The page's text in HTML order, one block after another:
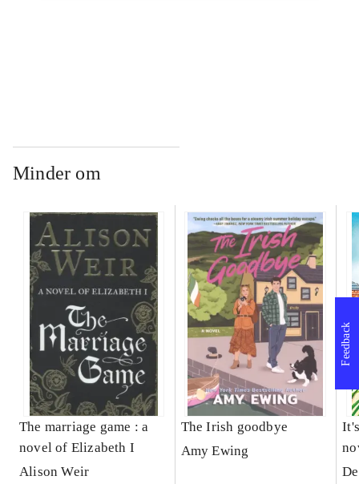
Minder om
The marriage game : a
novel of Elizabeth I
Alison Weir
The Irish goodbye
Amy Ewing
Feedback